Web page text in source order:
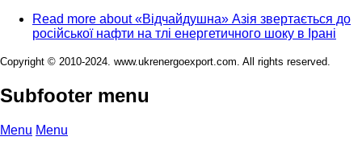
Read more about «Відчайдушна» Азія звертається до
російської нафти на тлі енергетичного шоку в Ірані
Copyright © 2010-2024. www.ukrenergoexport.com. All rights reserved.
Subfooter menu
Menu Menu